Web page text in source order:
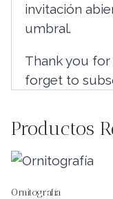
invitación
umbral.
Thank you
forget to
Productos
Ornitografía